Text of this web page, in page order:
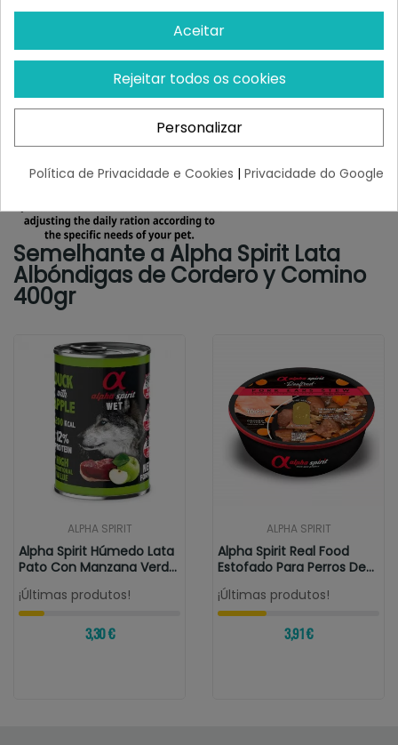
Semelhante a Alpha Spirit Lata
Albóndigas de Cordero y Comino
400gr
ALPHA SPIRIT
Alpha Spirit Húmedo Lata
Pato Con Manzana Verde
400 Gr
¡Últimas produtos!
3,30 €
ALPHA SPIRIT
Alpha Spirit Real Food
Estofado Para Perros De
Oreja...
¡Últimas produtos!
3,91 €
Aceitar
Rejeitar todos os cookies
Personalizar
Política de Privacidade e Cookies | Privacidade do Google